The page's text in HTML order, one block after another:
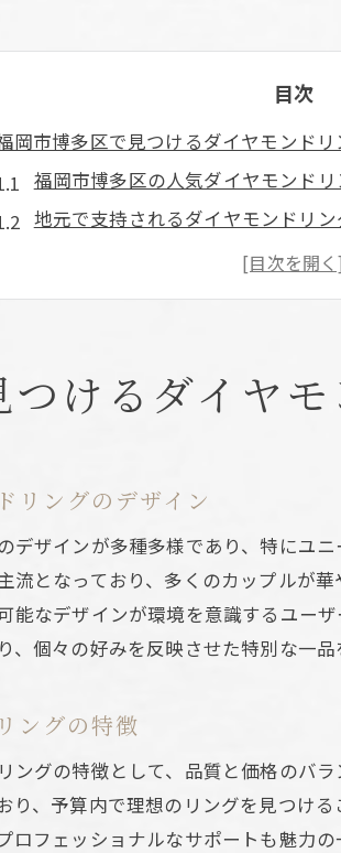
目次
岡市博多区で見つけるダイヤモンド
福岡市博多区の人気ダイヤモンド
地元で支持されるダイヤモンドリ
ダイヤモンドリング選びで押さえて
福岡市博多区の注目ダイヤモンド
地域密着型サービスの魅力とは
約指輪と結婚指輪の違いを知って理
選ぶ際に考慮すべきポイント
結婚指輪選びの際の注意点
福岡市博多区でのおすすめリング
理想のリングを見つけるためのステ
福岡市博多区の婚約指輪価格帯の調
ダイヤモンドの価格を左右する要因
相場を知って賢く選ぶ方法
購入前に知っておくべき価格情報
けるダイヤ
リングのデザイン
デザインが多種多様であり、特にユ
流となっており、多くのカップルが
能なデザインが環境を意識するユー
個々の好みを反映させた特別な一品
ングの特徴
ングの特徴として、品質と価格のバ
り、予算内で理想のリングを見つけ
フェッショナルなサポートも魅力